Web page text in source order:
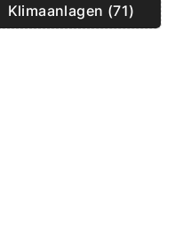
Klimaanlagen (71)